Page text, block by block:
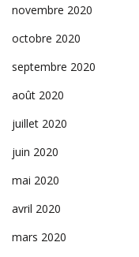
novembre 2020
octobre 2020
septembre 2020
août 2020
juillet 2020
juin 2020
mai 2020
avril 2020
mars 2020